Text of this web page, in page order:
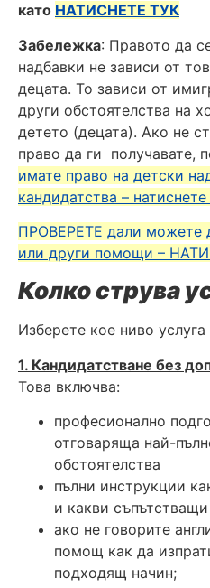
като НАТИСНЕТЕ ТУК
Забележка: Правото да
надбавки не зависи от
децата. То зависи от
други обстоятелства на
детето (децата). Ако не
право да ги получавате,
имате право на детски
кандидатства – натиснете
ПРОВЕРЕТЕ дали можете
или други помощи –
Колко струва
Изберете кое ниво услуга
1. Кандидатстване без
Това включва:
професионално
отговаряща най-
обстоятелства
пълни инструкции
и какви
ако не говорите
помощ как да
подходящ начин;